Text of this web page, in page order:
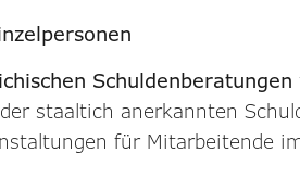
Schuldenberatungen
staaltich anerkannten
für Mitarbeitende